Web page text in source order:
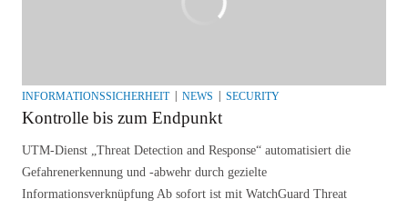
INFORMATIONSSICHERHEIT NEWS SECURITY
Kontrolle bis zum Endpunkt
UTM-Dienst „Threat Detection and Response“ automatisiert die
Gefahrenerkennung und -abwehr durch gezielte
Informationsverknüpfung Ab sofort ist mit WatchGuard Threat